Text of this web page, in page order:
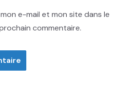
e-mail et mon site dans le
commentaire.